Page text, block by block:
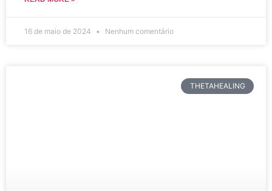
16 de maio de 2024 Nenhum comentário
THETAHEALING